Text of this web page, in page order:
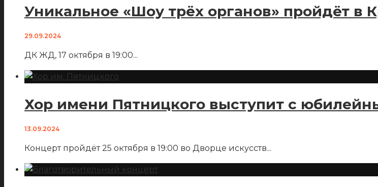
Уникальное «Шоу трёх органов» пройдёт в
29.09.2024
ДК ЖД, 17 октября в 19:00...
Хор имени Пятницкого выступит с
13.09.2024
Концерт пройдёт 25 октября в 19:00 во Дворце искусств...